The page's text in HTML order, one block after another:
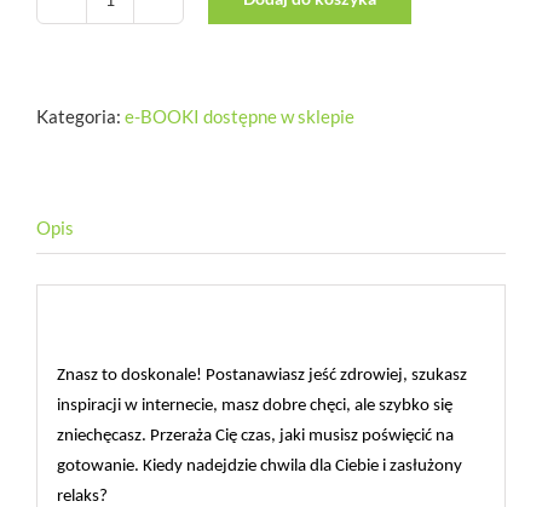
ilość
metoda
rodziny
Kategoria: e-BOOKI dostępne w sklepie
Opis
Znasz to doskonale! Postanawiasz jeść zdrowiej, szukasz
inspiracji w internecie, masz dobre chęci, ale szybko się
zniechęcasz. Przeraża Cię czas, jaki musisz poświęcić na
gotowanie. Kiedy nadejdzie chwila dla Ciebie i zasłużony
relaks?